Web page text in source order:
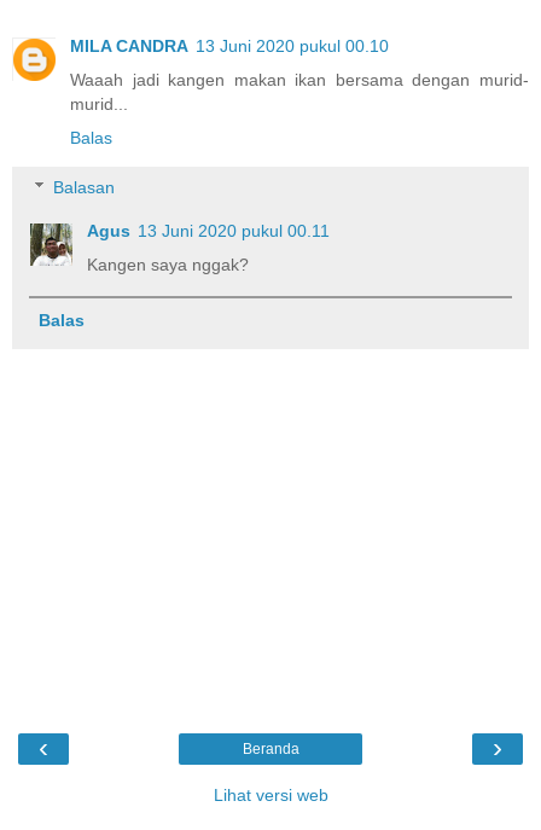
MILA CANDRA 13 Juni 2020 pukul 00.10
Waaah jadi kangen makan ikan bersama dengan murid-
murid...
Balas
Balasan
Agus 13 Juni 2020 pukul 00.11
Kangen saya nggak?
Balas
‹ ›
Beranda
Lihat versi web